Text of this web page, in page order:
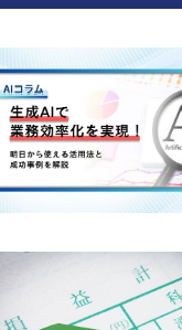
「生成AIで業務効率
「損益計算書の見方